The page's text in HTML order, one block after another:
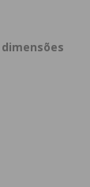
dimensões